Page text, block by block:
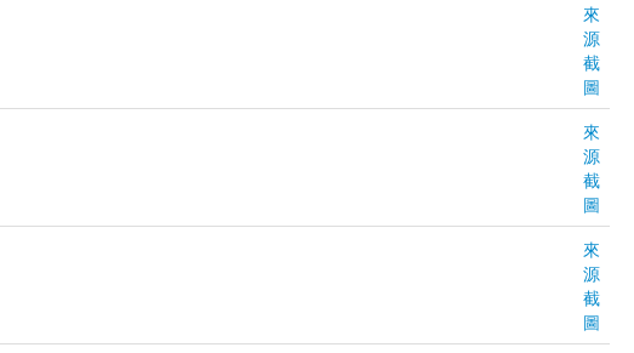
來
源
截
圖
來
源
截
圖
來
源
截
圖